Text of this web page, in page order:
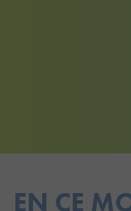
EN CE